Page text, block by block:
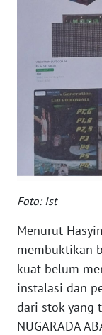
Foto: Ist
Menurut
membuktikan
kuat belum
instalasi dan
dari stok yang
NUGARADA
NUSANTARA
WN
WN
JATIM
WN
KALBAR
WN
KALTENG
WN